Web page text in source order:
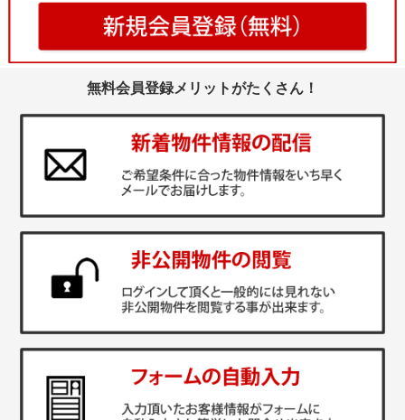
無料会員登録メリットがたくさん！